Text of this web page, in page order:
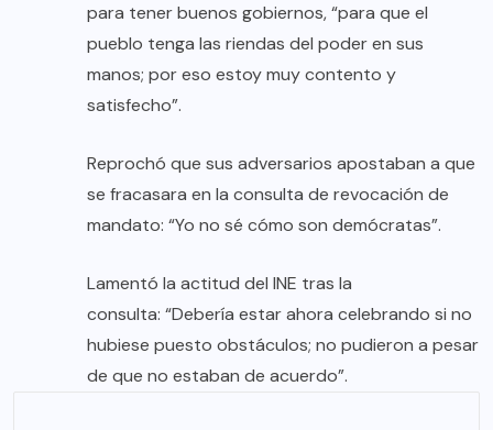
para tener buenos gobiernos, “para que el
pueblo tenga las riendas del poder en sus
manos; por eso estoy muy contento y
satisfecho”.
Reprochó que sus adversarios apostaban a que
se fracasara en la consulta de revocación de
mandato: “Yo no sé cómo son demócratas”.
Lamentó la actitud del INE tras la
consulta: “Debería estar ahora celebrando si no
hubiese puesto obstáculos; no pudieron a pesar
de que no estaban de acuerdo”.